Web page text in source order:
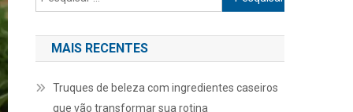
por:
MAIS RECENTES
Truques de beleza com ingredientes caseiros
que vão transformar sua rotina